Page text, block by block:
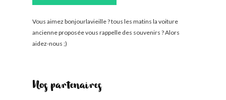
Vous aimez bonjourlavieille ? tous les matins la voiture
ancienne proposée vous rappelle des souvenirs ? Alors
aidez-nous ;)
Nos partenaires